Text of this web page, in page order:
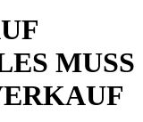
MUSS